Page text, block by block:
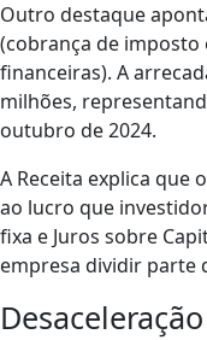
Outro destaque
(cobrança de imposto
financeiras). A
milhões,
outubro de 2024.
A Receita explica que
ao lucro que
fixa e Juros sobre
empresa dividir parte
Desaceleração